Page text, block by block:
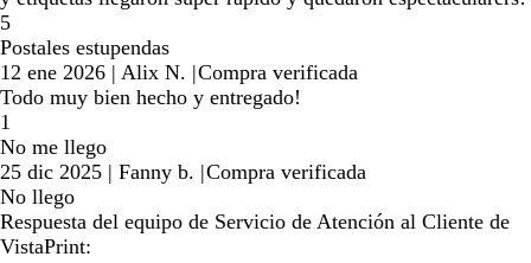
5
Postales estupendas
12 ene 2026 | Alix N. |Compra verificada
Todo muy bien hecho y entregado!
1
No me llego
25 dic 2025 | Fanny b. |Compra verificada
No llego
Respuesta del equipo de Servicio de Atención al Cliente de
VistaPrint: